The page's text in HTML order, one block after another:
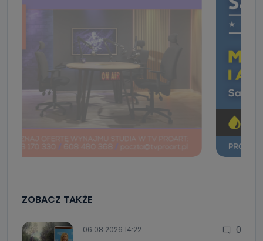
ZOBACZ TAKŻE
06.08.2026 14:22 0